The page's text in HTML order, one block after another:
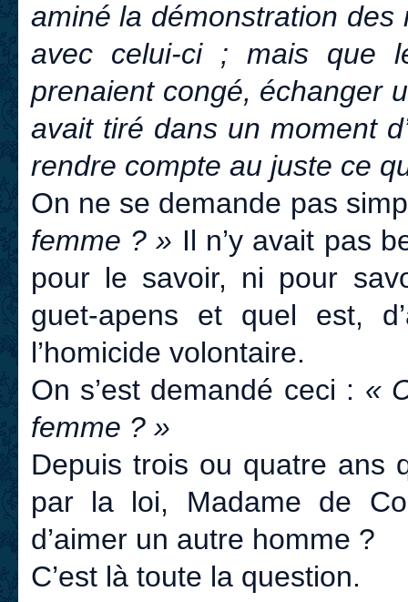
aminé la démonstration
avec celui-ci ; mais que
prenaient congé, échanger
avait tiré dans un moment
rendre compte au juste ce
On ne se demande pas
femme ? » Il n’y avait pas
pour le savoir, ni pour
guet-apens et quel est,
l’homicide volontaire.
On s’est demandé ceci : «
femme ? »
Depuis trois ou quatre ans
par la loi, Madame de
d’aimer un autre homme ?
C’est là toute la question.